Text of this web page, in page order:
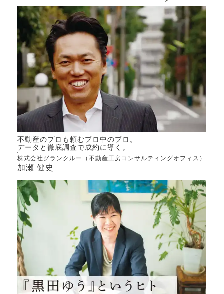
ます
きる
か、
専門
不動産のプロも頼むプロ中のプロ。
データと徹底調査で成約に導く。
株式会社グランクルー（不動産工房コンサルティングオフィス）
加瀬 健史